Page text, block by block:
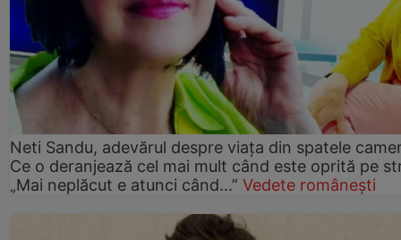
Neti Sandu, adevărul despre viața din spatele
Ce o deranjează cel mai mult când este oprită pe
„Mai neplăcut e atunci când...” Vedete românești